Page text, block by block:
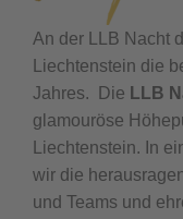
An der LLB Nacht
Liechtenstein die
Jahres. Die LLB
glamouröse
Liechtenstein. In
wir die
und Teams und